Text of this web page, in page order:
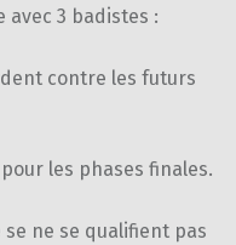
3 badistes :
contre les futurs
les phases finales.
ne se qualifient pas